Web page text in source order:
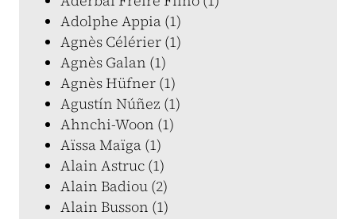
Adolphe Appia (1)
Agnès Célérier (1)
Agnès Galan (1)
Agnès Hüfner (1)
Agustín Núñez (1)
Ahnchi-Woon (1)
Aïssa Maïga (1)
Alain Astruc (1)
Alain Badiou (2)
Alain Busson (1)